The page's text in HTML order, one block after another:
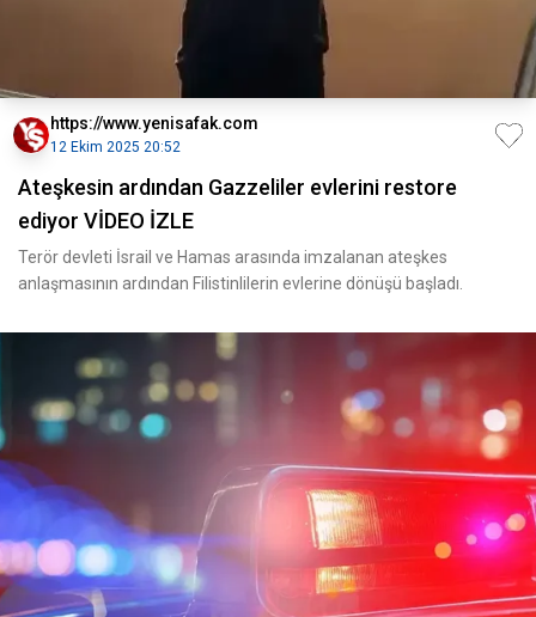
https://www.yenisafak.com
12 Ekim 2025 20:52
Ateşkesin ardından Gazzeliler evlerini restore
ediyor VİDEO İZLE
Terör devleti İsrail ve Hamas arasında imzalanan ateşkes
anlaşmasının ardından Filistinlilerin evlerine dönüşü başladı.